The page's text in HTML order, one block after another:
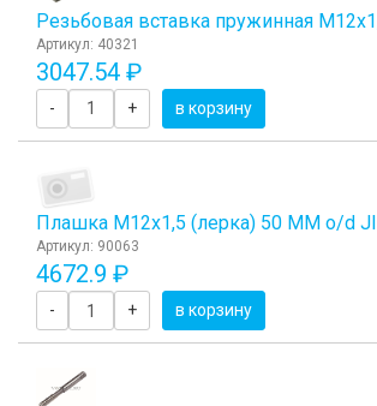
Резьбовая вставка пружинная
Артикул: 40321
3047.54 ₽
- + в корзину
Плашка М12x1,5 (лерка) 50 ММ o/d
Артикул: 90063
4672.9 ₽
- + в корзину